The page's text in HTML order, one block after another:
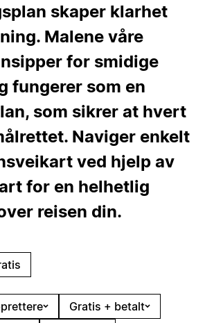
skaper klarhet
Malene våre
for smidige
fungerer som en
som sikrer at hvert
Naviger enkelt
ved hjelp av
for en helhetlig
reisen din.
Gratis + betalt